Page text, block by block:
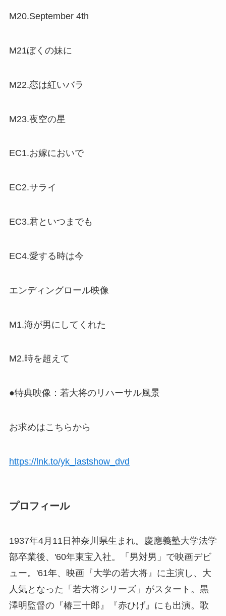
M20.September 4th
M21ぼくの妹に
M22.恋は紅いバラ
M23.夜空の星
EC1.お嫁においで
EC2.サライ
EC3.君といつまでも
EC4.愛する時は今
エンディングロール映像
M1.海が男にしてくれた
M2.時を超えて
●特典映像：若大将のリハーサル風景
お求めはこちらから
https://lnk.to/yk_lastshow_dvd
プロフィール
1937年4月11日神奈川県生まれ。慶應義塾大学法学
部卒業後、'60年東宝入社。「男対男」で映画デビ
ュー。'61年、映画『大学の若大将』に主演し、大
人気となった「若大将シリーズ」がスタート。黒
澤明監督の『椿三十郎』『赤ひげ』にも出演。歌